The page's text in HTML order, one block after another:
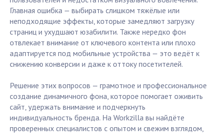
Главная ошибка — выбирать слишком тяжёлые или
неподходящие эффекты, которые замедляют загрузку
страниц и ухудшают юзабилити. Также нередко фон
отвлекает внимание от ключевого контента или плохо
адаптируется под мобильные устройства — это ведёт к
снижению конверсии и даже к оттоку посетителей.
Решение этих вопросов — грамотное и профессиональное
создание динамичного фона, которое помогает оживить
сайт, удержать внимание и подчеркнуть
индивидуальность бренда. На Workzilla вы найдёте
проверенных специалистов с опытом и свежим взглядом,